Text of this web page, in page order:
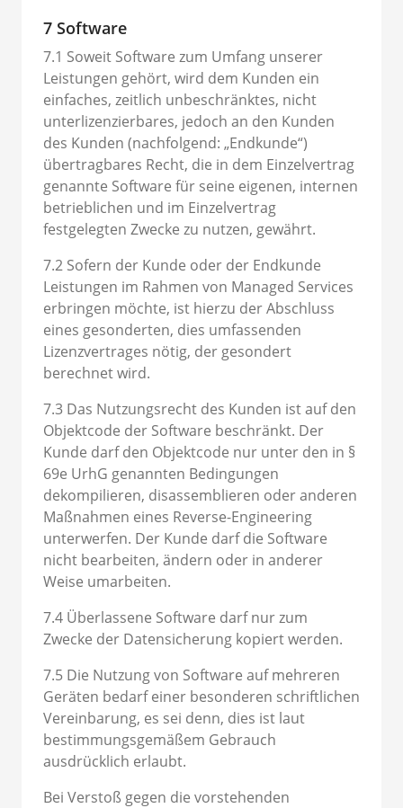
7 Software
7.1 Soweit Software zum Umfang unserer
Leistungen gehört, wird dem Kunden ein
einfaches, zeitlich unbeschränktes, nicht
unterlizenzierbares, jedoch an den Kunden
des Kunden (nachfolgend: „Endkunde“)
übertragbares Recht, die in dem Einzelvertrag
genannte Software für seine eigenen, internen
betrieblichen und im Einzelvertrag
festgelegten Zwecke zu nutzen, gewährt.
7.2 Sofern der Kunde oder der Endkunde
Leistungen im Rahmen von Managed Services
erbringen möchte, ist hierzu der Abschluss
eines gesonderten, dies umfassenden
Lizenzvertrages nötig, der gesondert
berechnet wird.
7.3 Das Nutzungsrecht des Kunden ist auf den
Objektcode der Software beschränkt. Der
Kunde darf den Objektcode nur unter den in §
69e UrhG genannten Bedingungen
dekompilieren, disassemblieren oder anderen
Maßnahmen eines Reverse-Engineering
unterwerfen. Der Kunde darf die Software
nicht bearbeiten, ändern oder in anderer
Weise umarbeiten.
7.4 Überlassene Software darf nur zum
Zwecke der Datensicherung kopiert werden.
7.5 Die Nutzung von Software auf mehreren
Geräten bedarf einer besonderen schriftlichen
Vereinbarung, es sei denn, dies ist laut
bestimmungsgemäßem Gebrauch
ausdrücklich erlaubt.
Bei Verstoß gegen die vorstehenden